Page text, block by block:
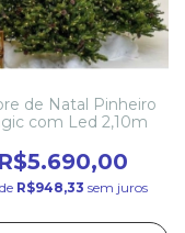
de Natal Pinheiro
com Led 2,10m
R$5.690,00
R$948,33 sem juros